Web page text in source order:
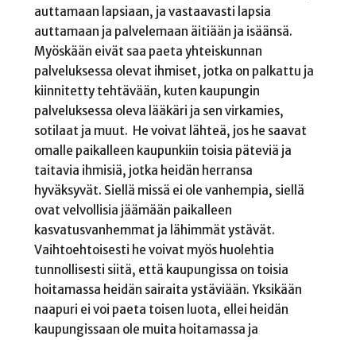
auttamaan lapsiaan, ja vastaavasti lapsia
auttamaan ja palvelemaan äitiään ja isäänsä.
Myöskään eivät saa paeta yhteiskunnan
palveluksessa olevat ihmiset, jotka on palkattu ja
kiinnitetty tehtävään, kuten kaupungin
palveluksessa oleva lääkäri ja sen virkamies,
sotilaat ja muut. He voivat lähteä, jos he saavat
omalle paikalleen kaupunkiin toisia päteviä ja
taitavia ihmisiä, jotka heidän herransa
hyväksyvät. Siellä missä ei ole vanhempia, siellä
ovat velvollisia jäämään paikalleen
kasvatusvanhemmat ja lähimmät ystävät.
Vaihtoehtoisesti he voivat myös huolehtia
tunnollisesti siitä, että kaupungissa on toisia
hoitamassa heidän sairaita ystäviään. Yksikään
naapuri ei voi paeta toisen luota, ellei heidän
kaupungissaan ole muita hoitamassa ja